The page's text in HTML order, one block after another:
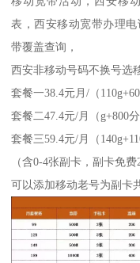
表，西安移动宽带办理
带覆盖查询，
西安非移动号码不换号选
套餐一38.4元月/（
套餐二47.4元/月（g+800
套餐三59.4元/月（
（含0-4张副卡，副卡免
可以添加移动老号为副卡